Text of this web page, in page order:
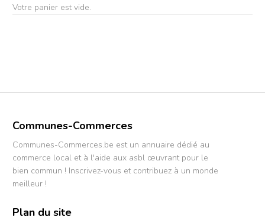
Votre panier est vide.
Communes-Commerces
Communes-Commerces.be est un annuaire dédié au
commerce local et à l'aide aux asbl œuvrant pour le
bien commun ! Inscrivez-vous et contribuez à un monde
meilleur !
Plan du site